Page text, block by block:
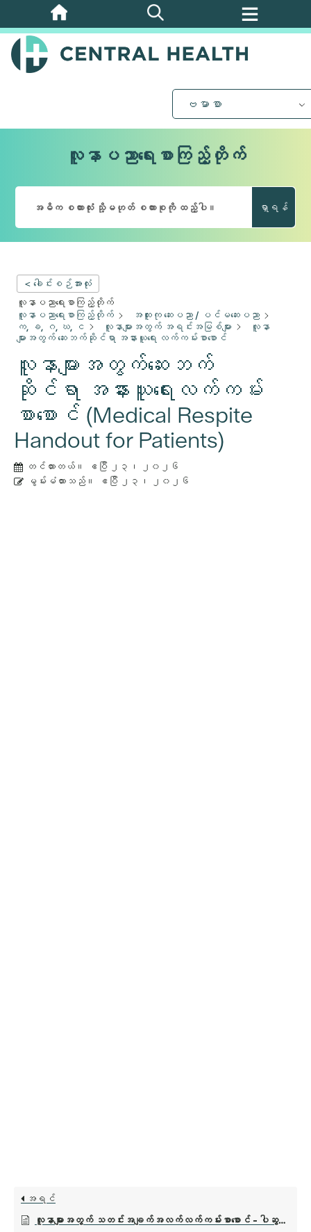
အဓိက
အကြောင်းအရာ
သို့
ဗမာစာ
လူနာပညာရေးစာကြည့်တိုက်
ရှာရန်
< ခေါင်းစဉ်အားလုံး
လူနာပညာရေးစာကြည့်တိုက်
လူနာပညာရေးစာကြည့်တိုက်
အထူးကု ဆေးပညာ / ပင်မဆေးပညာ
က, ခ, ဂ, ဃ, င
လူနာများအတွက် အရင်းအမြစ်များ
လူနာ
များအတွက် ဆေးဘက်ဆိုင်ရာ အနားယူရေး လက်ကမ်းစာစောင်
လူနာများအတွက်ဆေးဘက်
ဆိုင်ရာ အနားယူရေးလက်ကမ်း
စာစောင် (Medical Respite
Handout for Patients)
တင်ထားတယ်။
ဧပြီ ၂၃၊ ၂၀၂၆
မွမ်းမံထားသည်။
ဧပြီ ၂၃၊ ၂၀၂၆
အရင်
လူနာများအတွက် သတင်းအချက်အလက်လက်ကမ်းစာစောင် - ပါဆွန်းစ်